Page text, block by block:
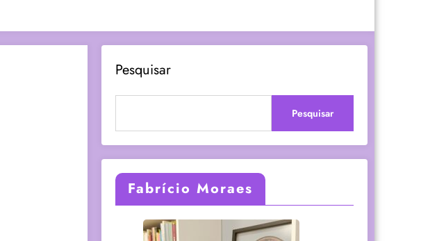
Pesquisar
Pesquisar
Fabrício Moraes